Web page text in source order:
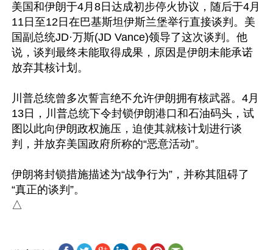
美国和伊朗于4月8日达成初步停火协议，随后于4月
11日至12日在巴基斯坦伊斯兰堡举行直接谈判。美
国副总统JD·万斯(JD Vance)领导了这次谈判。他
说，谈判最终未能取得成果，原因是伊朗未能承诺
放弃其核计划。
川普总统曾多次誓言绝不允许伊朗拥有核武器。4月
13日，川普总统下令封锁伊朗港口和石油码头，试
图以此向伊朗政权施压，迫使其就核计划进行谈
判，并放弃美国政府所称的“恶意活动”。
伊朗将封锁措施描述为“战争行为”，并称其阻碍了
“真正的谈判”。